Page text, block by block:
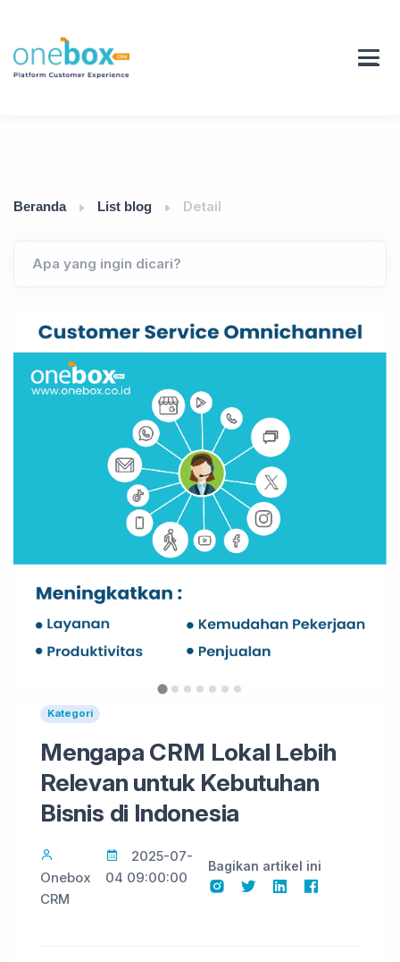
Beranda List blog Detail
Apa yang ingin dicari?
Kategori
Mengapa CRM Lokal Lebih
Relevan untuk Kebutuhan
Bisnis di Indonesia
Onebox
CRM
2025-07-
04 09:00:00
Bagikan artikel ini